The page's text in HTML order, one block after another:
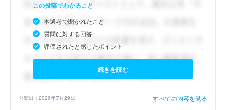
この投稿でわかること
本選考で聞かれたこと
質問に対する回答
評価されたと感じたポイント
続きを読む
公開日：2026年7月29日 すべての内容を見る